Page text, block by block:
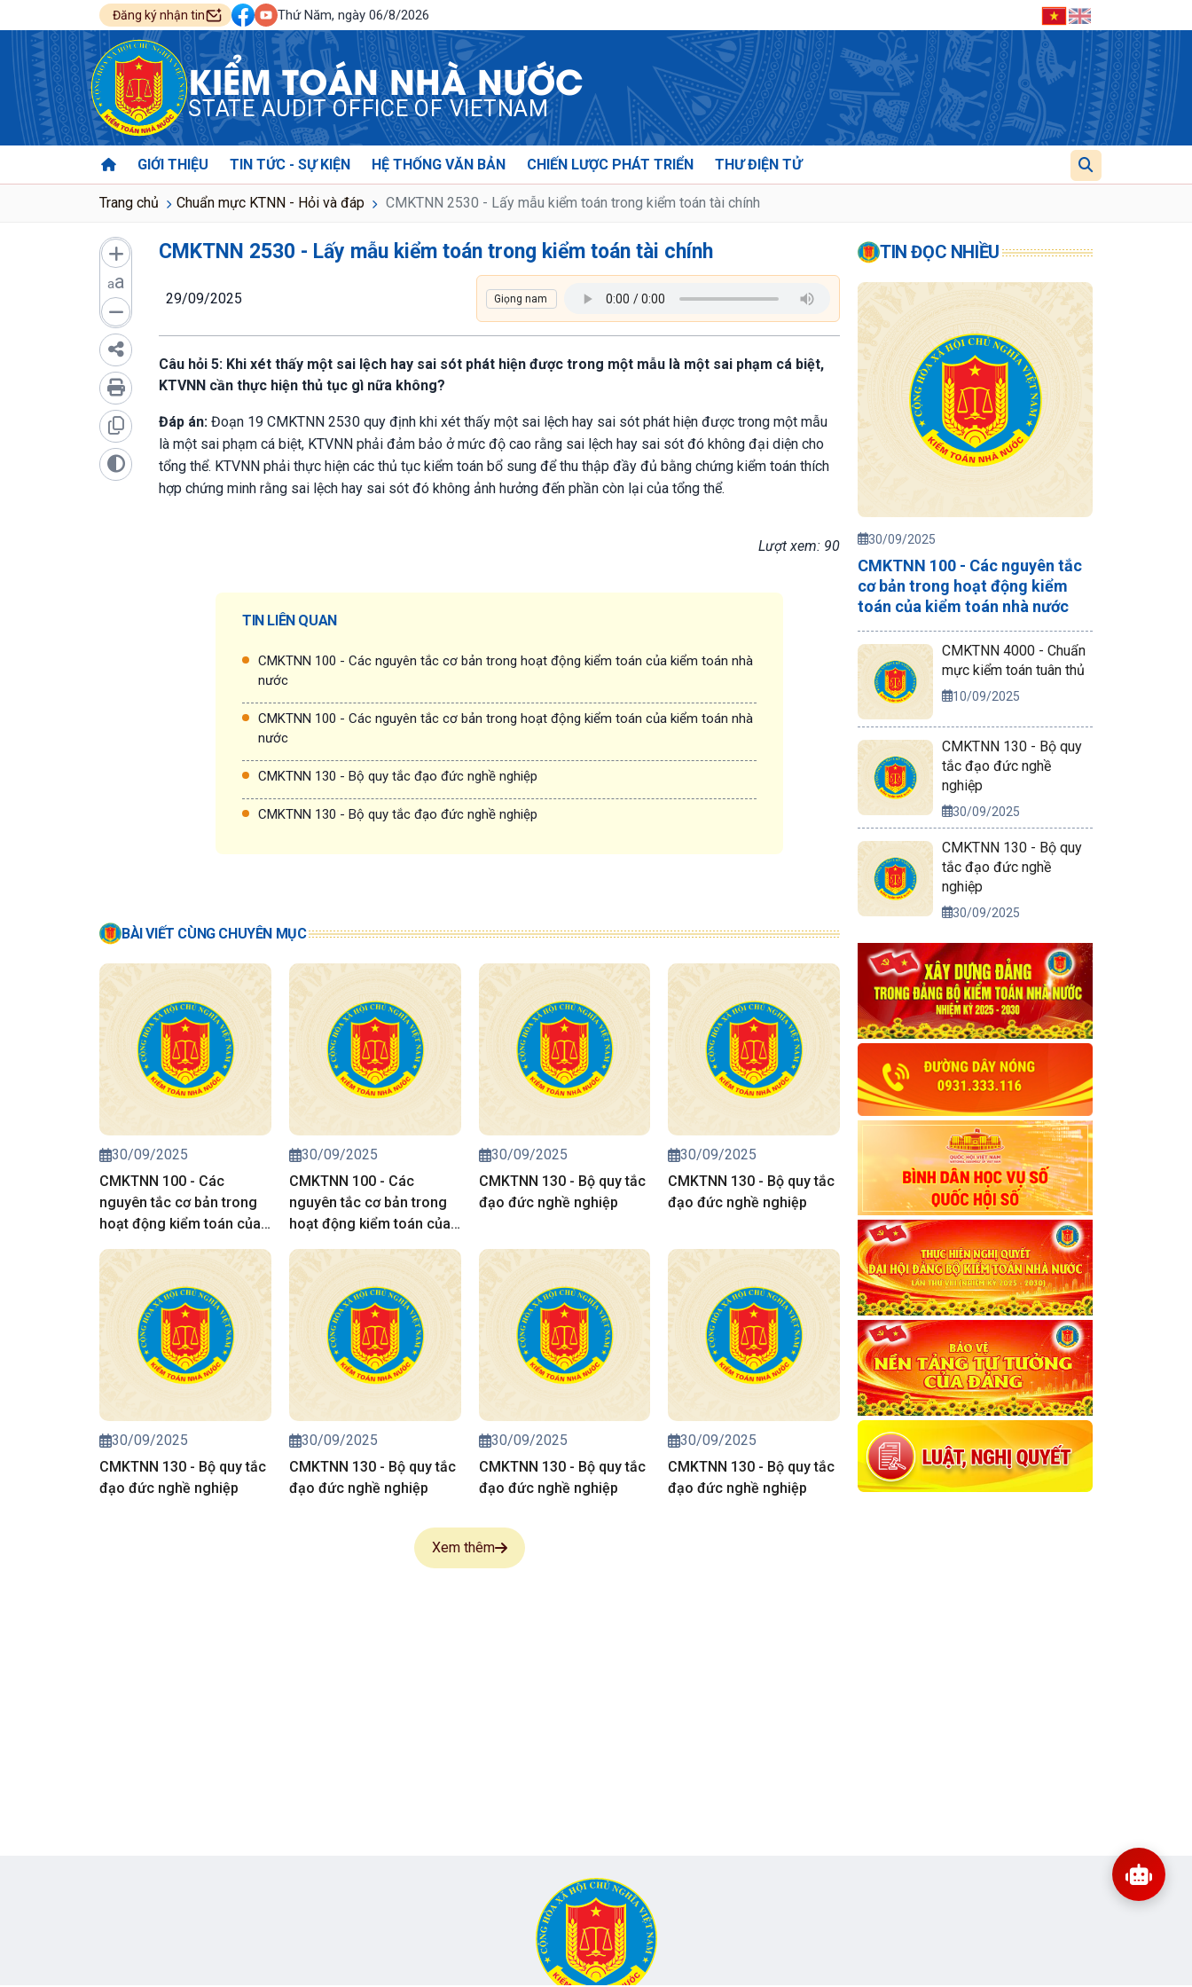
Đăng ký nhận tin Thứ Năm, ngày 06/8/2026
KIỂM TOÁN NHÀ NƯỚC
STATE AUDIT OFFICE OF VIETNAM
GIỚI THIỆU TIN TỨC - SỰ KIỆN HỆ THỐNG VĂN BẢN CHIẾN LƯỢC PHÁT TRIỂN THƯ ĐIỆN TỬ
Trang chủ Chuẩn mực KTNN - Hỏi và đáp CMKTNN 2530 - Lấy mẫu kiểm toán trong kiểm toán tài chính
aa
CMKTNN 2530 - Lấy mẫu kiểm toán trong kiểm toán tài chính
29/09/2025
Câu hỏi 5: Khi xét thấy một sai lệch hay sai sót phát hiện được trong một mẫu là một sai phạm cá biệt,
KTVNN cần thực hiện thủ tục gì nữa không?
Đáp án: Đoạn 19 CMKTNN 2530 quy định khi xét thấy một sai lệch hay sai sót phát hiện được trong một mẫu
là một sai phạm cá biệt, KTVNN phải đảm bảo ở mức độ cao rằng sai lệch hay sai sót đó không đại diện cho
tổng thể. KTVNN phải thực hiện các thủ tục kiểm toán bổ sung để thu thập đầy đủ bằng chứng kiểm toán thích
hợp chứng minh rằng sai lệch hay sai sót đó không ảnh hưởng đến phần còn lại của tổng thể.
Lượt xem: 90
TIN LIÊN QUAN
CMKTNN 100 - Các nguyên tắc cơ bản trong hoạt động kiểm toán của kiểm toán nhà
nước
CMKTNN 100 - Các nguyên tắc cơ bản trong hoạt động kiểm toán của kiểm toán nhà
nước
CMKTNN 130 - Bộ quy tắc đạo đức nghề nghiệp
CMKTNN 130 - Bộ quy tắc đạo đức nghề nghiệp
BÀI VIẾT CÙNG CHUYÊN MỤC
30/09/2025
CMKTNN 100 - Các
nguyên tắc cơ bản trong
hoạt động kiểm toán của
30/09/2025
CMKTNN 100 - Các
nguyên tắc cơ bản trong
hoạt động kiểm toán của
30/09/2025
CMKTNN 130 - Bộ quy tắc
đạo đức nghề nghiệp
30/09/2025
CMKTNN 130 - Bộ quy tắc
đạo đức nghề nghiệp
30/09/2025
CMKTNN 130 - Bộ quy tắc
đạo đức nghề nghiệp
30/09/2025
CMKTNN 130 - Bộ quy tắc
đạo đức nghề nghiệp
30/09/2025
CMKTNN 130 - Bộ quy tắc
đạo đức nghề nghiệp
30/09/2025
CMKTNN 130 - Bộ quy tắc
đạo đức nghề nghiệp
Xem thêm
TIN ĐỌC NHIỀU
30/09/2025
CMKTNN 100 - Các nguyên tắc
cơ bản trong hoạt động kiểm
toán của kiểm toán nhà nước
CMKTNN 4000 - Chuẩn
mực kiểm toán tuân thủ
10/09/2025
CMKTNN 130 - Bộ quy
tắc đạo đức nghề
nghiệp
30/09/2025
CMKTNN 130 - Bộ quy
tắc đạo đức nghề
nghiệp
30/09/2025